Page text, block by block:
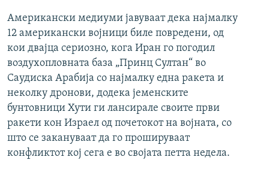
Американски медиуми јавуваат дека најмалку
12 американски војници биле повредени, од
кои двајца сериозно, кога Иран го погодил
воздухопловната база „Принц Султан“ во
Саудиска Арабија со најмалку една ракета и
неколку дронови, додека јеменските
бунтовници Хути ги лансирале своите први
ракети кон Израел од почетокот на војната, со
што се закануваат да го прошируваат
конфликтот кој сега е во својата петта недела.